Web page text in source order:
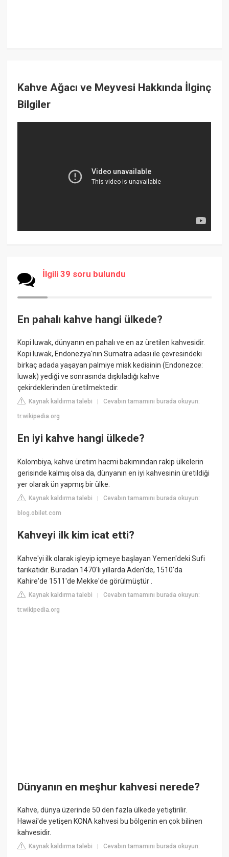
Kahve Ağacı ve Meyvesi Hakkında İlginç
Bilgiler
İlgili 39 soru bulundu
En pahalı kahve hangi ülkede?
Kopi luwak, dünyanın en pahalı ve en az üretilen kahvesidir.
Kopi luwak, Endonezya'nın Sumatra adası ile çevresindeki
birkaç adada yaşayan palmiye misk kedisinin (Endonezce:
luwak) yediği ve sonrasında dışkıladığı kahve
çekirdeklerinden üretilmektedir.
Kaynak kaldırma talebi |Cevabın tamamını burada okuyun:
tr.wikipedia.org
En iyi kahve hangi ülkede?
Kolombiya, kahve üretim hacmi bakımından rakip ülkelerin
gerisinde kalmış olsa da, dünyanın en iyi kahvesinin üretildiği
yer olarak ün yapmış bir ülke.
Kaynak kaldırma talebi |Cevabın tamamını burada okuyun:
blog.obilet.com
Kahveyi ilk kim icat etti?
Kahve'yi ilk olarak işleyip içmeye başlayan Yemen'deki Sufi
tarikatıdır. Buradan 1470'li yıllarda Aden'de, 1510'da
Kahire'de 1511'de Mekke'de görülmüştür .
Kaynak kaldırma talebi |Cevabın tamamını burada okuyun:
tr.wikipedia.org
Dünyanın en meşhur kahvesi nerede?
Kahve, dünya üzerinde 50 den fazla ülkede yetiştirilir.
Hawai'de yetişen KONA kahvesi bu bölgenin en çok bilinen
kahvesidir.
Kaynak kaldırma talebi |Cevabın tamamını burada okuyun: